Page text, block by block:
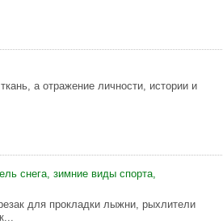
а отражение личности, истории и
снега, зимние виды спорта,
для прокладки лыжни, рыхлители